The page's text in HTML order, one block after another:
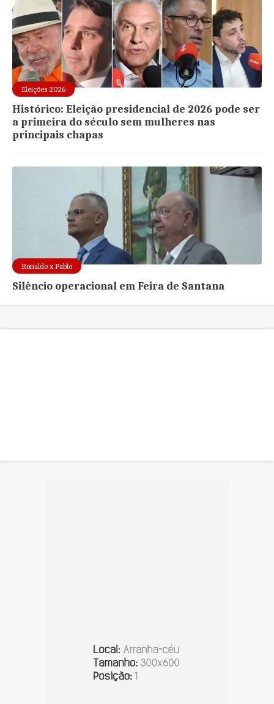
Eleições 2026
Histórico: Eleição presidencial de 2026 pode ser
a primeira do século sem mulheres nas
principais chapas
Ronaldo x Pablo
Silêncio operacional em Feira de Santana